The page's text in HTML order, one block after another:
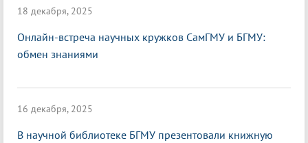
18 декабря, 2025
Онлайн-встреча научных кружков СамГМУ и БГМУ:
обмен знаниями
16 декабря, 2025
В научной библиотеке БГМУ презентовали книжную